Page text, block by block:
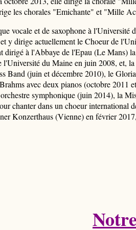
les chorales "Emichante" et "Mille
vocale et de saxophone à l'Université
y dirige actuellement le Choeur de
dirigé à l'Abbaye de l'Epau (Le Mans)
l'Université du Maine en juin 2008, et,
Band (juin et décembre 2010), le
avec deux pianos (octobre
symphonique (juin 2014), la
chanter dans un choeur international
Konzerthaus (Vienne) en février